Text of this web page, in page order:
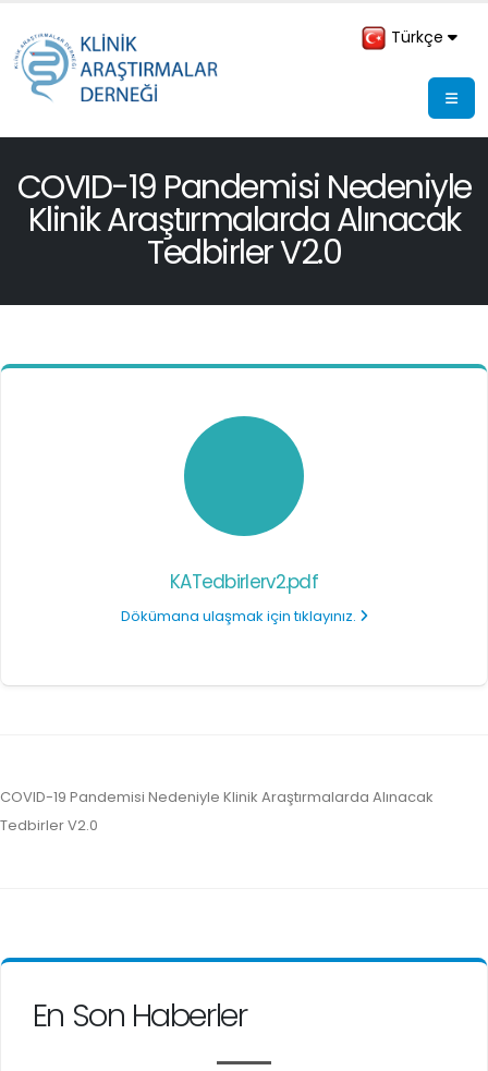
Türkçe
COVID-19 Pandemisi Nedeniyle
Klinik Araştırmalarda Alınacak
Tedbirler V2.0
KATedbirlerv2.pdf
Dökümana ulaşmak için tıklayınız.
COVID-19 Pandemisi Nedeniyle Klinik Araştırmalarda Alınacak
Tedbirler V2.0
En Son Haberler